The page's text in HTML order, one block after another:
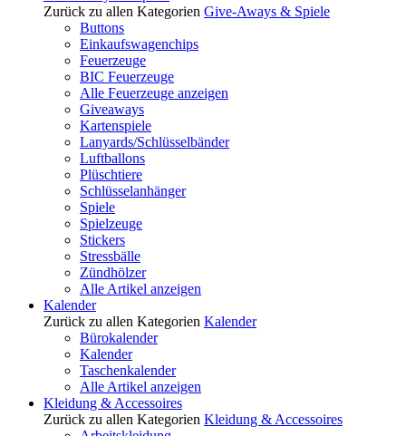
Zurück zu allen Kategorien Give-Aways & Spiele
Buttons
Einkaufswagenchips
Feuerzeuge
BIC Feuerzeuge
Alle Feuerzeuge anzeigen
Giveaways
Kartenspiele
Lanyards/Schlüsselbänder
Luftballons
Plüschtiere
Schlüsselanhänger
Spiele
Spielzeuge
Stickers
Stressbälle
Zündhölzer
Alle Artikel anzeigen
Kalender
Zurück zu allen Kategorien Kalender
Bürokalender
Kalender
Taschenkalender
Alle Artikel anzeigen
Kleidung & Accessoires
Zurück zu allen Kategorien Kleidung & Accessoires